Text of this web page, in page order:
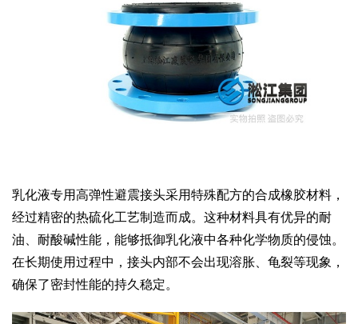
乳化液专用高弹性避震接头采用特殊配方的合成橡胶材料，
经过精密的热硫化工艺制造而成。这种材料具有优异的耐
油、耐酸碱性能，能够抵御乳化液中各种化学物质的侵蚀。
在长期使用过程中，接头内部不会出现溶胀、龟裂等现象，
确保了密封性能的持久稳定。